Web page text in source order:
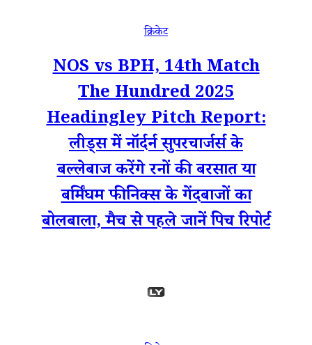
क्रिकेट
NOS vs BPH, 14th Match
The Hundred 2025
Headingley Pitch Report:
लीड्स में नॉर्दर्न सुपरचार्जर्स के
बल्लेबाज करेंगे रनों की बरसात या
बर्मिंघम फीनिक्स के गेंदबाजों का
बोलबाला, मैच से पहले जानें पिच रिपोर्ट